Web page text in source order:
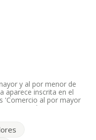
y al por menor de
aparece inscrita en el
'Comercio al por mayor
importadora y
la información disponible